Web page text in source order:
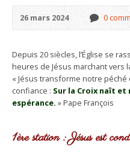
26 mars 2024 0
Depuis 20 siècles, l’Église se
heures de Jésus marchant vers
« Jésus transforme notre
confiance : Sur la Croix naît
espérance. » Pape François
1ère station : Jésus estcon